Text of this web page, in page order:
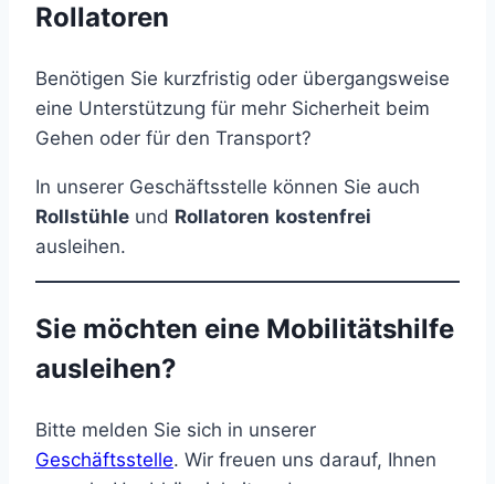
Rollatoren
Benötigen Sie kurzfristig oder übergangsweise
eine Unterstützung für mehr Sicherheit beim
Gehen oder für den Transport?
In unserer Geschäftsstelle können Sie auch
Rollstühle und Rollatoren kostenfrei
ausleihen.
Sie möchten eine Mobilitätshilfe
ausleihen?
Bitte melden Sie sich in unserer
Geschäftsstelle. Wir freuen uns darauf, Ihnen